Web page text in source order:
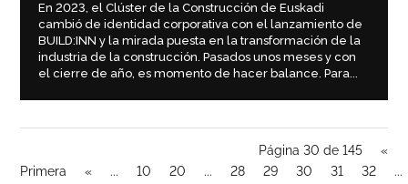
En 2023, el Clúster de la Construcción de Euskadi
cambió de identidad corporativa con el lanzamiento de
BUILD:INN y la mirada puesta en la transformación de la
industria de la construcción. Pasados unos meses y con
el cierre de año, es momento de hacer balance. Para...
Página 30 de 145
«
Primera
« ... 10 20 ... 28 29 30 31 32
...